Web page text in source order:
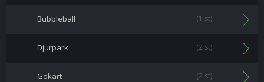
Bubbleball (1 st)
Djurpark (2 st)
Gokart (2 st)